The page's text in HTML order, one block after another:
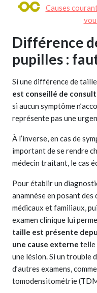
Causes
Différence
pupilles :
Si une différence de
est conseillé de
si aucun symptôme
représente pas une
À l’inverse, en cas de
important de se rendre
médecin traitant, le cas
Pour établir un
anamnèse en posant
médicaux et familiaux,
examen clinique lui
taille est présente
une cause externe telle
une lésion. Si un trouble
d’autres examens,
tomodensitométrie